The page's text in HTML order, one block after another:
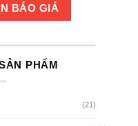
PHẨM
(21)